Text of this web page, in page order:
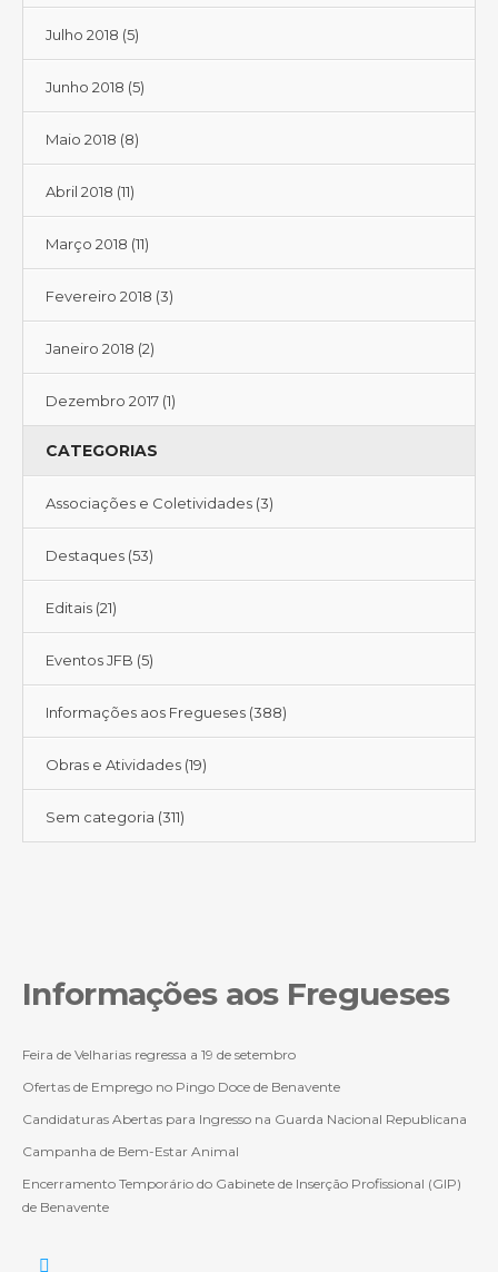
Julho 2018 (5)
Junho 2018 (5)
Maio 2018 (8)
Abril 2018 (11)
Março 2018 (11)
Fevereiro 2018 (3)
Janeiro 2018 (2)
Dezembro 2017 (1)
CATEGORIAS
Associações e Coletividades (3)
Destaques (53)
Editais (21)
Eventos JFB (5)
Informações aos Fregueses (388)
Obras e Atividades (19)
Sem categoria (311)
Informações aos Fregueses
Feira de Velharias regressa a 19 de setembro
Ofertas de Emprego no Pingo Doce de Benavente
Candidaturas Abertas para Ingresso na Guarda Nacional Republicana
Campanha de Bem-Estar Animal
Encerramento Temporário do Gabinete de Inserção Profissional (GIP)
de Benavente